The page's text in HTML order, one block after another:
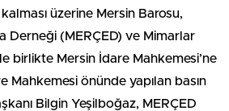
üzerine Mersin Barosu,
Derneği (MERÇED) ve Mimarlar
birlikte Mersin İdare Mahkemesi’ne
Mahkemesi önünde yapılan basın
Bilgin Yeşilboğaz, MERÇED